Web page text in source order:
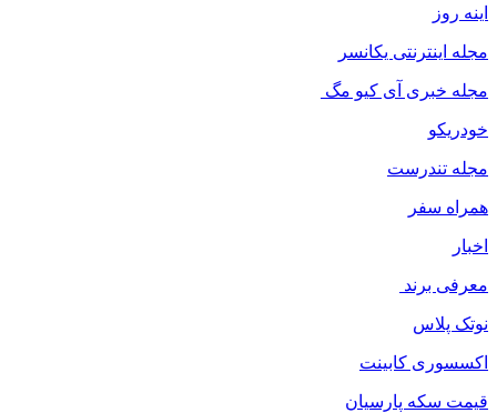
اینه روز
مجله اینترنتی یکانسر
مجله خبری آی کیو مگ
خودریکو
مجله‌ تندرست
همراه سفر
اخبار
معرفی برند
نوتک پلاس
اکسسوری کابینت
قیمت سکه پارسیان